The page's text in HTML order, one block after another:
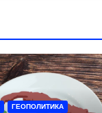
ГЕОПОЛИТИКА